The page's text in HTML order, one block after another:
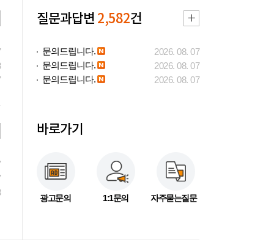
질문과답변 2,582건
문의드립니다.
2026. 08. 07
문의드립니다.
2026. 08. 07
문의드립니다.
2026. 08. 07
바로가기
광고문의 1:1문의 자주묻는질문